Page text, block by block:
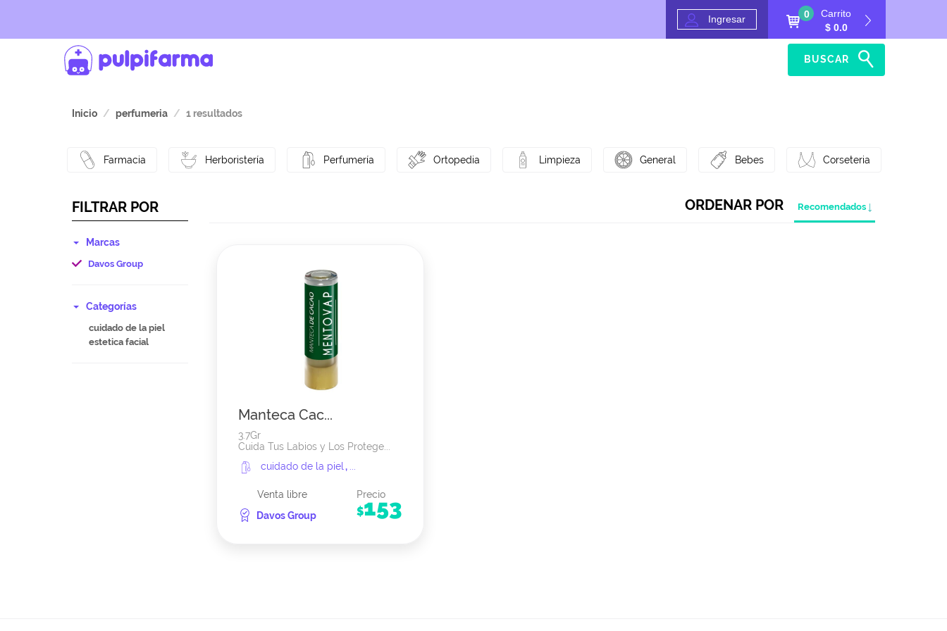
Ingresar 0
Carrito
$ 0.0
BUSCAR
Inicio perfumeria 1 resultados
Farmacia Herboristería Perfumería Ortopedia Limpieza General Bebes Corseteria
FILTRAR POR
Marcas
Davos Group
Categorías
cuidado de la piel
estetica facial
ORDENAR POR Recomendados
Manteca Cac...
3.7Gr
Cuida Tus Labios y Los Protege...
cuidado de la piel,
Venta libre
Davos Group
Precio
$153